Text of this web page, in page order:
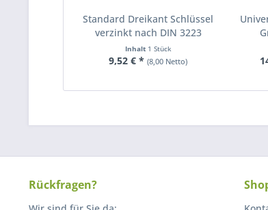
Standard Dreikant Schlüssel
verzinkt nach DIN 3223
Inhalt 1 Stück
9,52 € * (8,00 Netto)
Rückfragen?